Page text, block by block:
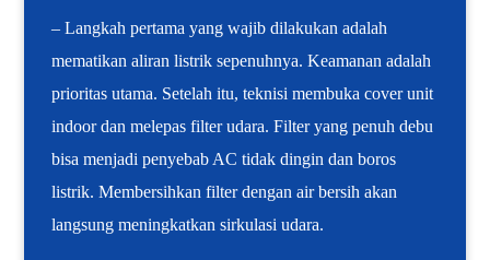
– Langkah pertama yang wajib dilakukan adalah
mematikan aliran listrik sepenuhnya. Keamanan adalah
prioritas utama. Setelah itu, teknisi membuka cover unit
indoor dan melepas filter udara. Filter yang penuh debu
bisa menjadi penyebab AC tidak dingin dan boros
listrik. Membersihkan filter dengan air bersih akan
langsung meningkatkan sirkulasi udara.